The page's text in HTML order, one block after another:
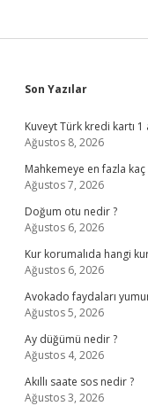
Sidebar
Son Yazılar
Kuveyt Türk kredi kartı
Ağustos 8, 2026
Mahkemeye en fazla
Ağustos 7, 2026
Doğum otu nedir ?
Ağustos 6, 2026
Kur korumalıda hangi kur
Ağustos 6, 2026
Avokado faydaları
Ağustos 5, 2026
Ay düğümü nedir ?
Ağustos 4, 2026
Akıllı saate sos nedir ?
Ağustos 3, 2026